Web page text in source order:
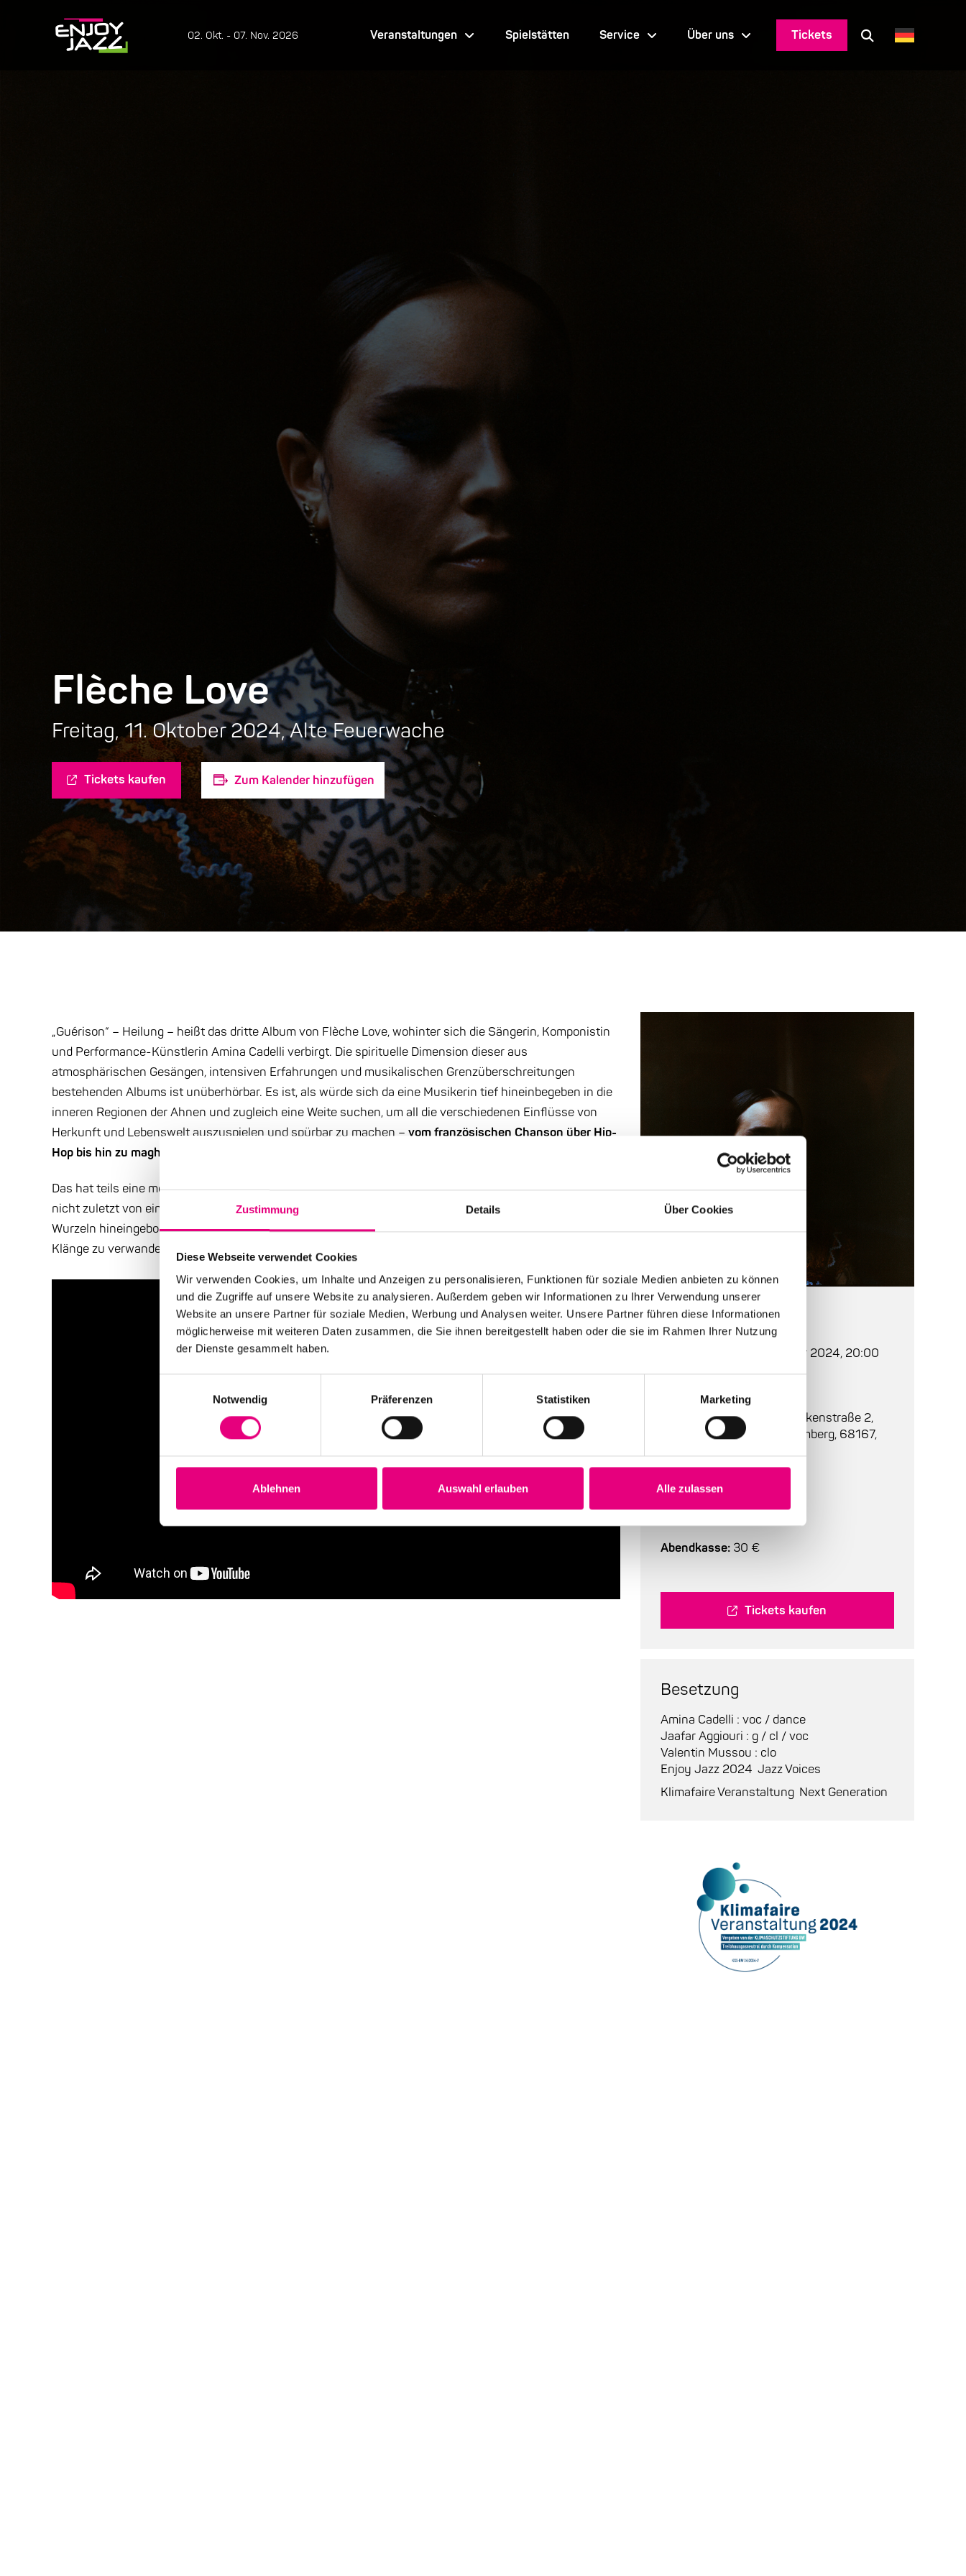
Zustimmung Details Über Cookies
Diese Webseite verwendet Cookies
Wir verwenden Cookies, um Inhalte und Anzeigen zu personalisieren, Funktionen für soziale Medien anbieten zu können
und die Zugriffe auf unsere Website zu analysieren. Außerdem geben wir Informationen zu Ihrer Verwendung unserer
Website an unsere Partner für soziale Medien, Werbung und Analysen weiter. Unsere Partner führen diese Informationen
möglicherweise mit weiteren Daten zusammen, die Sie ihnen bereitgestellt haben oder die sie im Rahmen Ihrer Nutzung
der Dienste gesammelt haben.
Notwendig
Präferenzen Statistiken Marketing
Ablehnen Auswahl erlauben Alle zulassen
02. Okt. - 07. Nov. 2026 Veranstaltungen Spielstätten Service Über uns Tickets
Flèche Love
Freitag, 11. Oktober 2024, Alte Feuerwache
Tickets kaufen Zum Kalender hinzufügen
„Guérison“ – Heilung – heißt das dritte Album von Flèche Love, wohinter sich die Sängerin, Komponistin
und Performance-Künstlerin Amina Cadelli verbirgt. Die spirituelle Dimension dieser aus
atmosphärischen Gesängen, intensiven Erfahrungen und musikalischen Grenzüberschreitungen
bestehenden Albums ist unüberhörbar. Es ist, als würde sich da eine Musikerin tief hineinbegeben in die
inneren Regionen der Ahnen und zugleich eine Weite suchen, um all die verschiedenen Einflüsse von
Herkunft und Lebenswelt auszuspielen und spürbar zu machen – vom französischen Chanson über Hip-
Hop bis hin zu maghrebinischen Musiken
Das hat teils eine melancholische Dimension, etwas Schmerzhaftes schimmert durch die Stücke, die
nicht zuletzt von einer „verwundeten Kindheit“ handeln. Cadelli, in Genf in eine Familie mit algerischen
Wurzeln hineingeboren, vermag Zerrissenheit in schwermütige und zugleich euphorischtrostreiche
Klänge zu verwandeln.
© Giulia Margot
Auf einen Blick
Freitag, 11. Oktober 2024, 20:00
Alte Feuerwache
, Brückenstraße 2,
Mannheim, Baden-Württemberg, 68167,
Bestuhlung:
Abendkasse:30 €
Tickets kaufen
Besetzung
Amina Cadelli : voc / dance
Jaafar Aggiouri : g / cl / voc
Valentin Mussou : clo
Enjoy Jazz 2024 Jazz Voices
Klimafaire Veranstaltung Next Generation